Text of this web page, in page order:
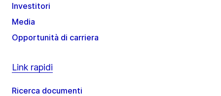
Investitori
Media
Opportunità di carriera
Link rapidi
Ricerca documenti